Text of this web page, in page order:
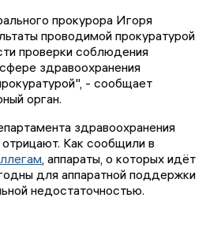
прокурора Игоря
проводимой прокуратурой
проверки соблюдения
здравоохранения
- сообщает
орган.
здравоохранения
Как сообщили в
, аппараты, о которых идёт
для аппаратной поддержки
недостаточностью.